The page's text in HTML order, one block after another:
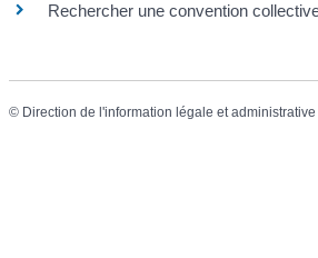
Rechercher une convention
© Direction de l'information légale et administrative